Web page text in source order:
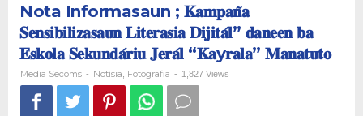
Secoms
Nota Informasaun ; 𝐊𝐚𝐦𝐩𝐚𝐧̃𝐚
𝐒𝐞𝐧𝐬𝐢𝐛𝐢𝐥𝐢𝐳𝐚𝐬𝐚𝐮𝐧 𝐋𝐢𝐭𝐞𝐫𝐚𝐬𝐢𝐚 𝐃𝐢𝐣𝐢𝐭𝐚́𝐥” 𝐝𝐚𝐧𝐞𝐞𝐧 𝐛𝐚
𝐄𝐬𝐤𝐨𝐥𝐚 𝐒𝐞𝐤𝐮𝐧𝐝𝐚́𝐫𝐢𝐮 𝐉𝐞𝐫𝐚́𝐥 “𝐊𝐚y𝐫𝐚𝐥𝐚” 𝐌𝐚𝐧𝐚𝐭𝐮𝐭𝐨
Media Secoms - Notísia Fotografia - 1,827 Views